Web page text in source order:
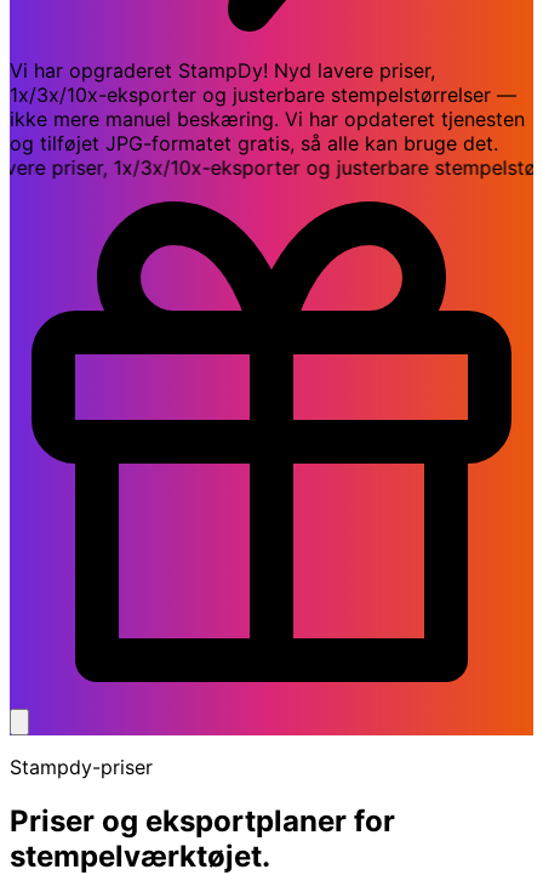
Vi har opgraderet StampDy! Nyd lavere priser,
1x/3x/10x-eksporter og justerbare stempelstørrelser —
ikke mere manuel beskæring. Vi har opdateret tjenesten
og tilføjet JPG-formatet gratis, så alle kan bruge det.
priser, 1x/3x/10x-eksporter og justerbare
Stampdy-priser
Priser og eksportplaner for
stempelværktøjet.